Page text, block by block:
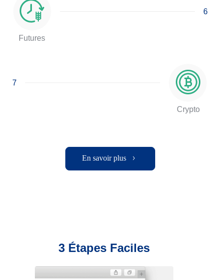
6
Futures
7
Crypto
En savoir plus
3 Étapes Faciles